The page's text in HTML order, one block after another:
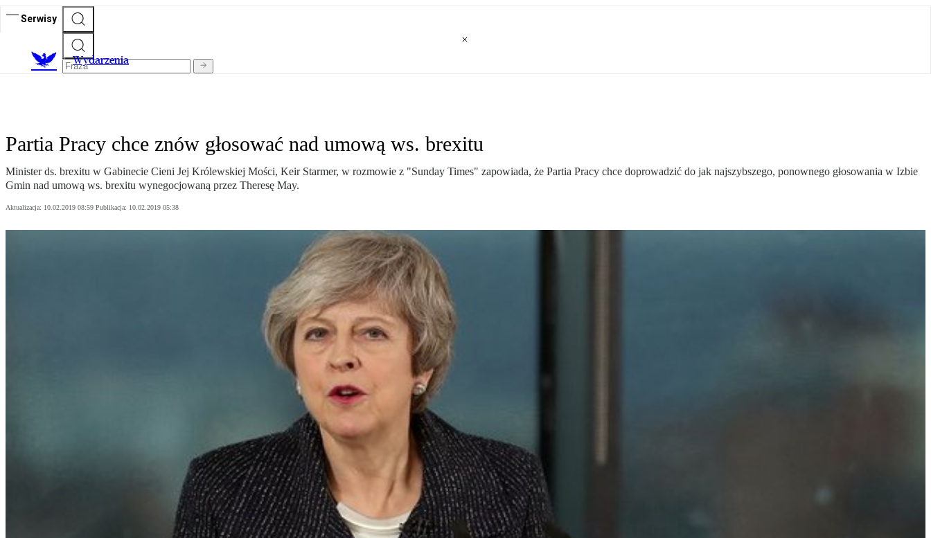
Serwisy
Wydarzenia
Partia Pracy chce znów głosować nad umową ws. brexitu
Minister ds. brexitu w Gabinecie Cieni Jej Królewskiej Mości, Keir Starmer, w rozmowie z "Sunday Times" zapowiada, że Partia Pracy chce doprowadzić do jak najszybszego, ponownego głosowania w Izbie
Gmin nad umową ws. brexitu wynegocjowaną przez Theresę May.
Aktualizacja: 10.02.2019 08:59 Publikacja: 10.02.2019 05:38